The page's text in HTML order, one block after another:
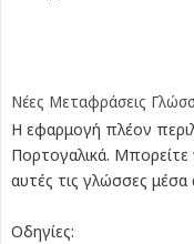
Νέες Μεταφράσεις
Η εφαρμογή πλέον
Πορτογαλικά.
αυτές τις γλώσσες μέσα
Οδηγίες: